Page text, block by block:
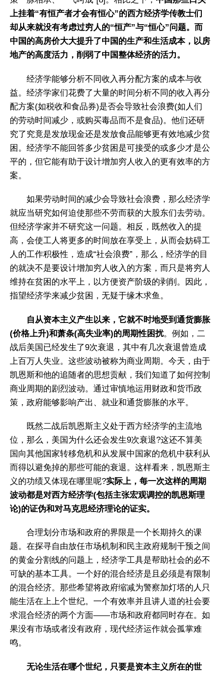
上挂着“有恒产者才会有恒心”的西方经济学传教士们
却从来就没有考虑过穷人的“恒产”与“恒心”问题。而
中国的高房价大大提升了中国的生产和生活成本，以房
地产的高度活力，削弱了中国整体经济的活力。
经济学能够分析不同收入再分配方案的成本与收
益。经济学家们花费了大量的时间分析不同的收入再分
配方案(如税收和食品券)是否会导致社会浪费(如人们
的劳动时间减少，或购买毒品而不是食品)。他们还研
究了究竟是发放现金还是发放食品能够更有效地减少贫
困。经济学不能回答多少贫困是可接受的或多少才是公
平的，但它能有助于设计增加穷人收入的更有效率的方
案。
如果劳动时间的减少会导致社会浪费，那么经济学
就应当研究如何迫使那些不劳而获的大股东们去劳动。
但经济学家并不研究这一问题。相反，既然收入的提
高，会使工人将更多的时间放在享受上，从而会妨碍工
人的工作积极性，造成“社会浪费”，那么，经济学的目
的就决不是要设计增加穷人收入的方案，而只是将穷人
维持在贫困的水平上，以方便资产阶级的剥削。因此，
指望经济学来减少贫困，无疑于缘木求鱼。
自从资本主义产生以来，它就不时地受到通货膨胀
(价格上升)和萧条(高失业率)的周期性困扰。例如，二
战后美国已经发生了9次衰退，其中有几次衰退曾造成
上百万人失业。这些波动被称为商业周期。今天，由于
凯恩斯和他的追随者的思想贡献，我们知道了如何控制
商业周期的剧烈波动。通过审慎地运用财政和货币政
策，政府能够影响产出、就业和通货膨胀的水平。
既然二战后凯恩斯主义处于西方经济学的主流地
位，那么，美国为什么还会发生9次衰退?这还不算美
国向其他国家转移危机和从发展中国家的危机中获利从
而得以避免掉的那些可能的衰退。这样看来，凯恩斯主
义的功绩又体现在哪里呢?实际上，每一次这样的周期
波动都是对西方经济学(包括主张宏观调控的凯恩斯理
论)的证伪和对马克思经济理论的证实。
合理划分市场和政府的界限是一个长期持久的课
题。在探寻自由放任市场机制和民主政府规制干预之间
的黄金分割线的问题上，经济学工具是帮助社会的必不
可缺的基本工具。一个好的混合经济是且必须是有限制
的混合经济。那些希望将政府缩减为警察加灯塔的人只
能生活在上上个世纪。一个有效率并且讲人道的社会要
求混合经济的两个方面——市场和政府都同时存在。如
果没有市场或者没有政府，现代经济运作就会孤掌难
鸣。
无论生活在哪个世纪，只要是资本主义所在的世